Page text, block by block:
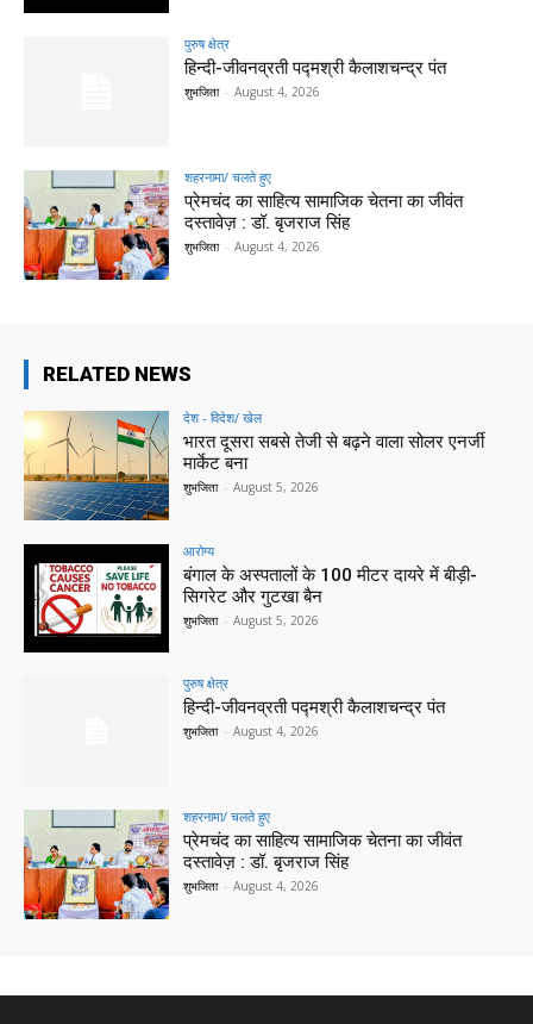
पुरुष क्षेत्र
हिन्‍दी-जीवनव्रती पद्मश्री कैलाशचन्‍द्र पंत
शुभजिता - August 4, 2026
शहरनामा/ चलते हुए
प्रेमचंद का साहित्य सामाजिक चेतना का जीवंत
दस्तावेज़ : डॉ. बृजराज सिंह
शुभजिता - August 4, 2026
RELATED NEWS
देश - विदेश/ खेल
भारत दूसरा सबसे तेजी से बढ़ने वाला सोलर एनर्जी
मार्केट बना
शुभजिता - August 5, 2026
आरोग्य
बंगाल के अस्पतालों के 100 मीटर दायरे में बीड़ी-
सिगरेट और गुटखा बैन
शुभजिता - August 5, 2026
पुरुष क्षेत्र
हिन्‍दी-जीवनव्रती पद्मश्री कैलाशचन्‍द्र पंत
शुभजिता - August 4, 2026
शहरनामा/ चलते हुए
प्रेमचंद का साहित्य सामाजिक चेतना का जीवंत
दस्तावेज़ : डॉ. बृजराज सिंह
शुभजिता - August 4, 2026